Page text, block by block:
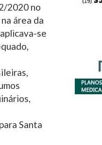
2020 no
área da
se
Santa